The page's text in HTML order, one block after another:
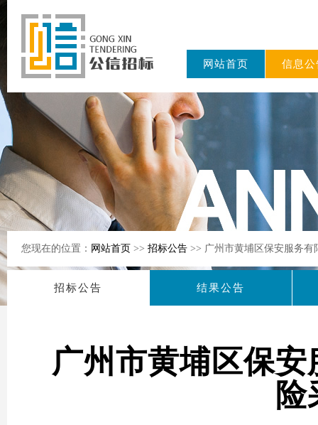
东公信招标
有限公司
网站首页 信息公
您现在的位置： 网站首页 >> 招标公告 >> 广州市黄埔区保安服务
招标公告 结果公告
广州市黄埔区保